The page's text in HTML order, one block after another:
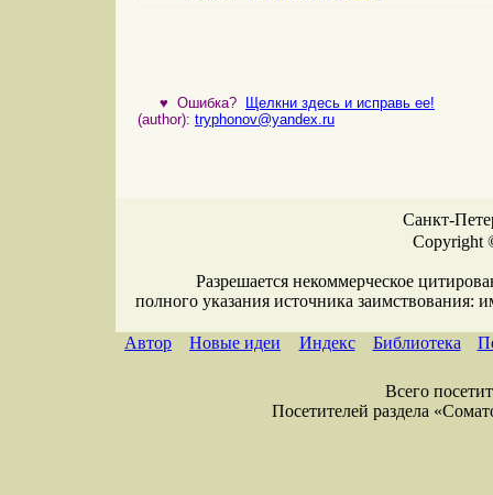
♥ Ошибка?
Щелкни здесь и исправь ее!
(author): tryphonov@yandex.ru
Санкт-
Copyright
Разрешается некоммерческое
полного указания источника заимствования:
Автор Новые идеи Индекс Библиотека
Всего
Посетителей раздела